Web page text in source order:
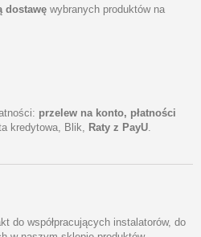
dostawę wybranych produktów na
przelew na konto, płatności
kredytowa, Blik, Raty z PayU.
do współpracujących instalatorów, do